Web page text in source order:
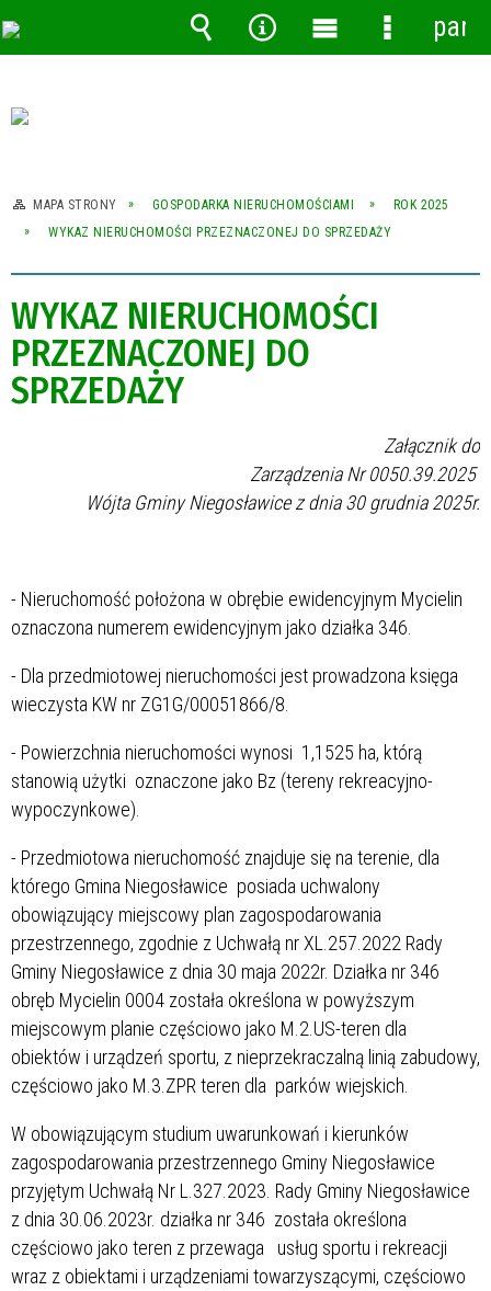
MAPA STRONY GOSPODARKA NIERUCHOMOŚCIAMI
ROK 2025
WYKAZ NIERUCHOMOŚCI PRZEZNACZONEJ DO SPRZEDAŻY
WYKAZ NIERUCHOMOŚCI
PRZEZNACZONEJ DO
SPRZEDAŻY
Załącznik do
Zarządzenia Nr 0050.39.2025
Wójta Gminy Niegosławice z dnia 30 grudnia 2025r.
- Nieruchomość położona w obrębie ewidencyjnym Mycielin
oznaczona numerem ewidencyjnym jako działka 346.
- Dla przedmiotowej nieruchomości jest prowadzona księga
wieczysta KW nr ZG1G/00051866/8.
- Powierzchnia nieruchomości wynosi 1,1525 ha, którą
stanowią użytki oznaczone jako Bz (tereny rekreacyjno-
wypoczynkowe).
- Przedmiotowa nieruchomość znajduje się na terenie, dla
którego Gmina Niegosławice posiada uchwalony
obowiązujący miejscowy plan zagospodarowania
przestrzennego, zgodnie z Uchwałą nr XL.257.2022 Rady
Gminy Niegosławice z dnia 30 maja 2022r. Działka nr 346
obręb Mycielin 0004 została określona w powyższym
miejscowym planie częściowo jako M.2.US-teren dla
obiektów i urządzeń sportu, z nieprzekraczalną linią zabudowy,
częściowo jako M.3.ZPR teren dla parków wiejskich.
W obowiązującym studium uwarunkowań i kierunków
zagospodarowania przestrzennego Gminy Niegosławice
przyjętym Uchwałą Nr L.327.2023. Rady Gminy Niegosławice
z dnia 30.06.2023r. działka nr 346 została określona
częściowo jako teren z przewaga usług sportu i rekreacji
wraz z obiektami i urządzeniami towarzyszącymi, częściowo
Wyszukiwarka
Narzędzia
MenuMenu